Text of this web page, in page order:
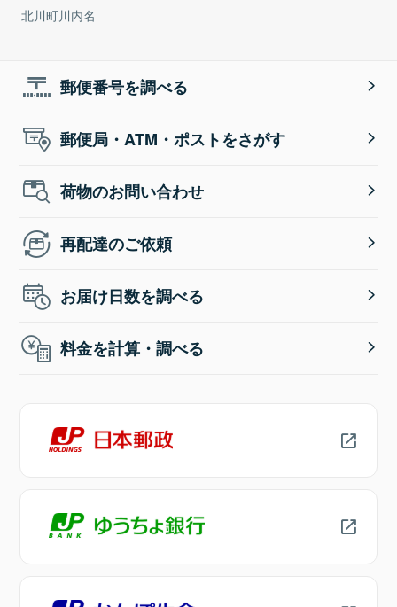
北川町川内名
郵便番号を調べる
郵便局・ATM・ポストをさがす
荷物のお問い合わせ
再配達のご依頼
お届け日数を調べる
料金を計算・調べる